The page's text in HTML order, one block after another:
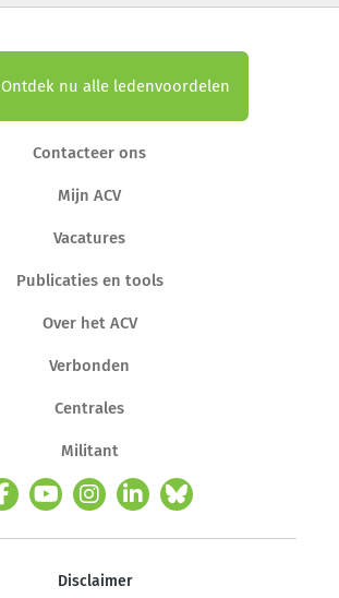
Ontdek nu alle ledenvoordelen
Contacteer ons
Mijn ACV
Vacatures
Publicaties en tools
Over het ACV
Verbonden
Centrales
Militant
Disclaimer